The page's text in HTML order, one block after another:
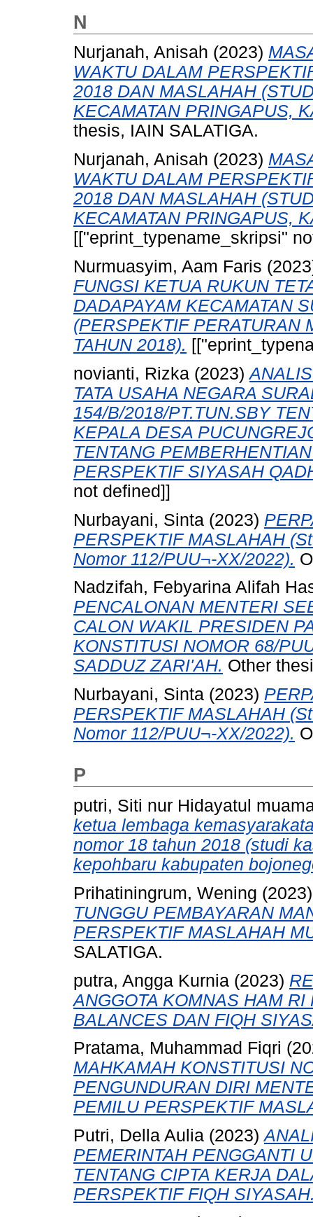
N
Nurjanah, Anisah (2023)
WAKTU DALAM
2018 DAN MASLAHAH
KECAMATAN PRINGAPUS,
thesis, IAIN SALATIGA.
Nurjanah, Anisah (2023)
WAKTU DALAM
2018 DAN MASLAHAH
KECAMATAN PRINGAPUS,
[["eprint_typename_skripsi"
Nurmuasyim, Aam Faris
FUNGSI KETUA RUKUN
DADAPAYAM KECAMATAN
(PERSPEKTIF PERATURAN
TAHUN 2018).
novianti, Rizka (2023)
TATA USAHA NEGARA
154/B/2018/PT.TUN.SBY
KEPALA DESA
TENTANG
PERSPEKTIF SIYASAH
not defined]]
Nurbayani, Sinta (2023)
PERSPEKTIF MASLAHAH
Nomor 112/PUU¬-XX/2022).
Nadzifah, Febyarina Alifah
PENCALONAN MENTERI
CALON WAKIL PRESIDEN
KONSTITUSI NOMOR 68/
SADDUZ ZARI'AH. Other
Nurbayani, Sinta (2023)
PERSPEKTIF MASLAHAH
Nomor 112/PUU¬-XX/2022).
P
putri, Siti nur Hidayatul
ketua lembaga
nomor 18 tahun 2018 (studi
kepohbaru kabupaten
Prihatiningrum, Wening
TUNGGU PEMBAYARAN
PERSPEKTIF MASLAHAH
SALATIGA.
putra, Angga Kurnia (2023)
ANGGOTA KOMNAS HAM
BALANCES DAN FIQH
Pratama, Muhammad Fiqri
MAHKAMAH KONSTITUSI
PENGUNDURAN DIRI
PEMILU PERSPEKTIF
Putri, Della Aulia (2023)
PEMERINTAH PENGGANTI
TENTANG CIPTA KERJA
PERSPEKTIF FIQH